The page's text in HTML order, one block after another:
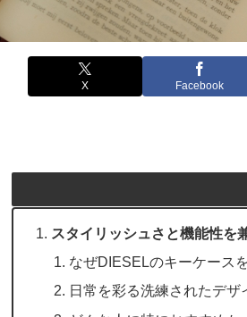
X Facebook
スタイリッシュさと機能性を
なぜDIESELのキーケース
日常を彩る洗練されたデザ